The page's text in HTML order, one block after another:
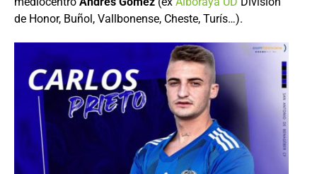
de Honor, Buñol, Vallbonense, Cheste, Turís…).